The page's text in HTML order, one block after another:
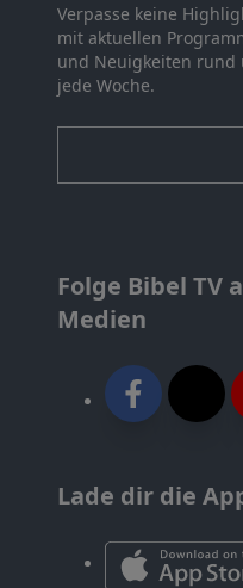
Verpasse keine
mit aktuellen
und Neuigkeiten rund
jede Woche.
Folge Bibel TV
Medien
Lade dir die